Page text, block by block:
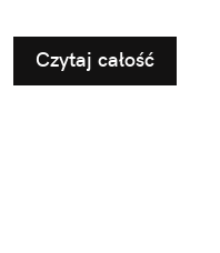
Czytaj całość